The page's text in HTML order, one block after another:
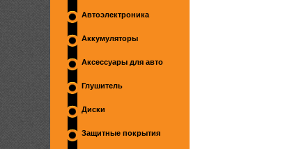
Автоэлектроника
Аккумуляторы
Аксессуары для авто
Глушитель
Диски
Защитные покрытия